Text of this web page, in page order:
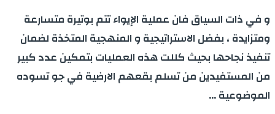
و في ذات السياق فان عملية الإيواء تتم بوتيرة متسارعة
ومتزايدة ، بفضل الاستراتيجية و المنهجية المتخذة لضمان
تنفيذ نجاحها بحيث كللت هذه العمليات بتمكين عدد كبير
من المستفيدين من تسلم بقعهم الارضية في جو تسوده
الموضوعية …